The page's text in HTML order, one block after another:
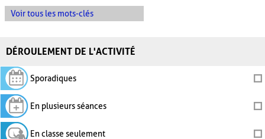
Voir tous les mots-clés
DÉROULEMENT DE L'ACTIVITÉ
Sporadiques
En plusieurs séances
En classe seulement